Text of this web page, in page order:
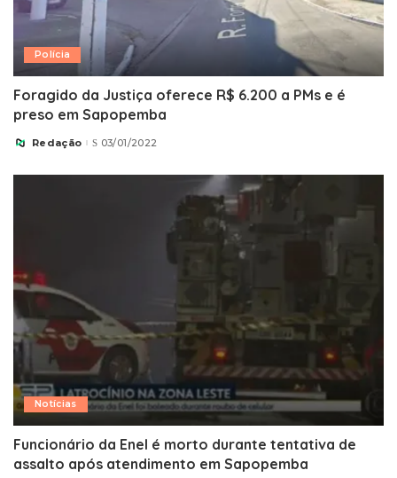
Polícia
Foragido da Justiça oferece R$ 6.200 a PMs e é
preso em Sapopemba
Posted
Redação 03/01/2022
Notícias
Funcionário da Enel é morto durante tentativa de
assalto após atendimento em Sapopemba